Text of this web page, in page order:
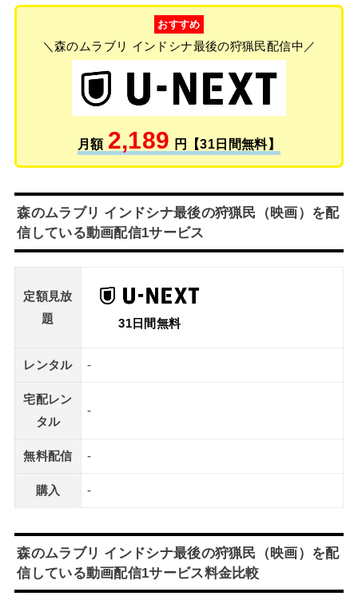
おすすめ
＼森のムラブリ インドシナ最後の狩猟民配信中／
月額 2,189 円【31日間無料】
森のムラブリ インドシナ最後の狩猟民（映画）を配
信している動画配信1サービス
定額見放
題
31日間無料
レンタル -
宅配レン
タル
-
無料配信 -
購入 -
森のムラブリ インドシナ最後の狩猟民（映画）を配
信している動画配信1サービス料金比較